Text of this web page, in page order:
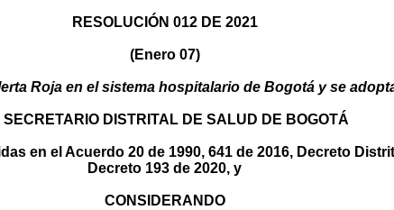
RESOLUCIÓN 012 DE 2021
(Enero 07)
Roja en el sistema hospitalario de Bogotá y se
SECRETARIO DISTRITAL DE SALUD DE BOGOTÁ
en el Acuerdo 20 de 1990, 641 de 2016, Decreto
Decreto 193 de 2020, y
CONSIDERANDO